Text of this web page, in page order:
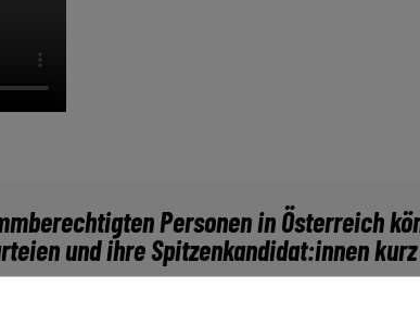
Personen in Österreich
und ihre Spitzenkandidat:innen